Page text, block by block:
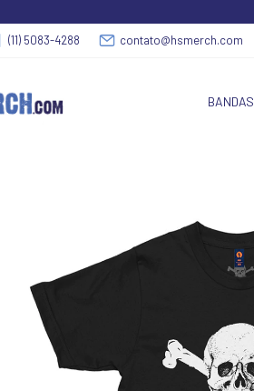
(11) 5083-4288 contato@hsmerch.com